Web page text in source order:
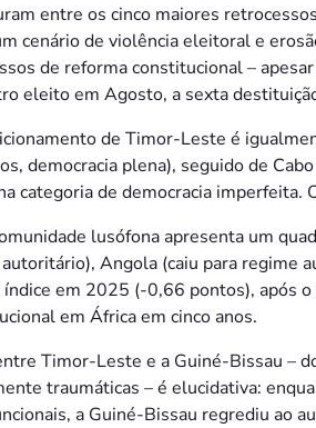
entre os cinco maiores
cenário de violência eleitoral e
de reforma constitucional –
eleito em Agosto, a sexta
de Timor-Leste é
democracia plena), seguido de
categoria de democracia imperfeita.
lusófona apresenta um
Angola (caiu para regime
índice em 2025 (-0,66 pontos), após
em África em cinco anos.
Timor-Leste e a Guiné-Bissau –
traumáticas – é elucidativa:
a Guiné-Bissau regrediu ao